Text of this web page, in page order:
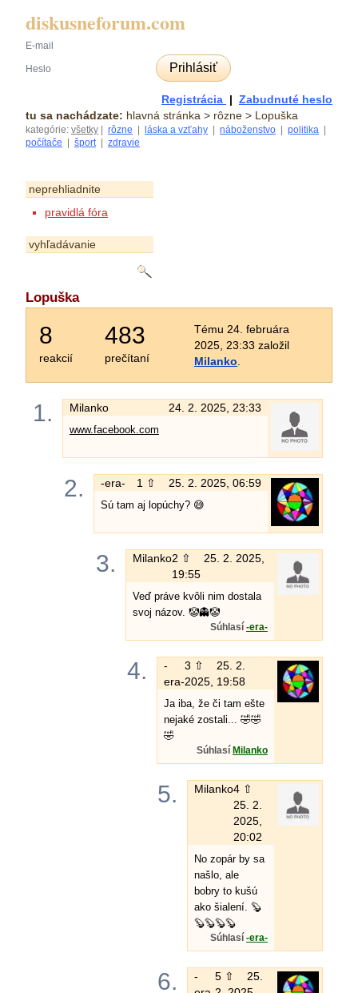
diskusneforum.com
Prihlásiť
Registrácia | Zabudnuté heslo
tu sa nachádzate: hlavná stránka > rôzne > Lopuška
kategórie: všetky rôzne láska a vzťahy náboženstvo politika
počítače
šport| zdravie
neprehliadnite
pravidlá fóra
vyhľadávanie
Lopuška
8
reakcií
483
prečítaní
Tému 24. februára
2025, 23:33 založil
Milanko
1. Milanko 24. 2. 2025, 23:33
www.facebook.com
2. -era- 1 ⇧ 25. 2. 2025, 06:59
Sú tam aj lopúchy? 😅
3. Milanko2 ⇧
25. 2. 2025,
19:55
Veď práve kvôli nim dostala
svoj názov. 🤡👻🤡
Súhlasí -era-
4.
-
era-
3 ⇧
25. 2.
2025, 19:58
Ja iba, že či tam ešte
nejaké zostali... 🤣🤣
🤣
Súhlasí Milanko
5. Milanko4 ⇧
25. 2.
2025,
20:02
No zopár by sa
našlo, ale
bobry to kušú
ako šialení. 🦫
🦫🦫🦫🦫
Súhlasí -era-
6.
-
5 ⇧
25.